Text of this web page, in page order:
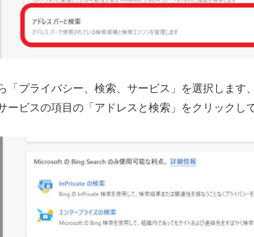
「プライバシー、検索、サービス」を選択します
ービスの項目の「アドレスと検索」をクリックし